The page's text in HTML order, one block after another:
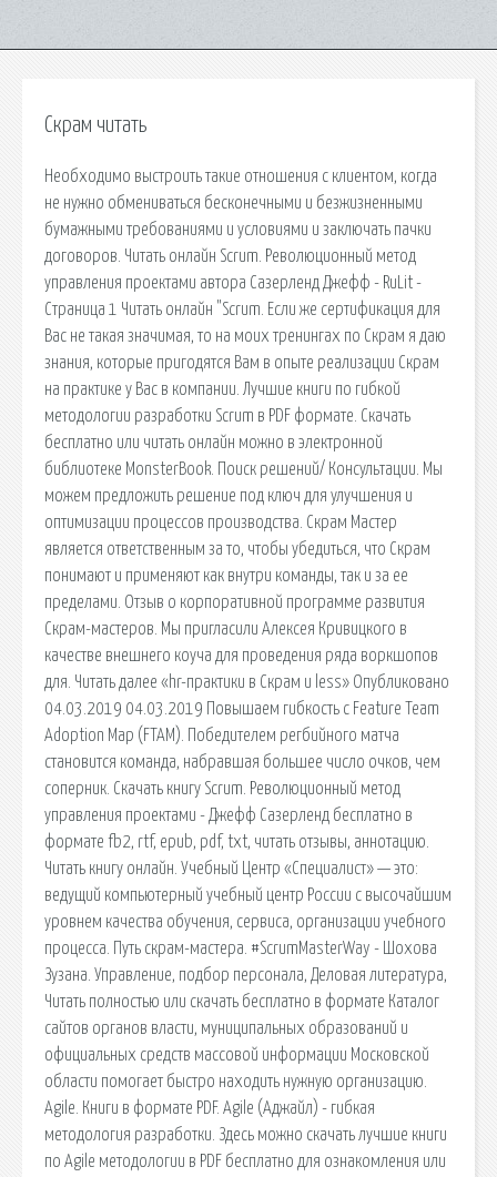
Скрам читать
Необходимо выстроить такие отношения с клиентом, когда
не нужно обмениваться бесконечными и безжизненными
бумажными требованиями и условиями и заключать пачки
договоров. Читать онлайн Scrum. Революционный метод
управления проектами автора Сазерленд Джефф - RuLit -
Страница 1 Читать онлайн "Scrum. Если же сертификация для
Вас не такая значимая, то на моих тренингах по Скрам я даю
знания, которые пригодятся Вам в опыте реализации Скрам
на практике у Вас в компании. Лучшие книги по гибкой
методологии разработки Scrum в PDF формате. Скачать
бесплатно или читать онлайн можно в электронной
библиотеке MonsterBook. Поиск решений/ Консультации. Мы
можем предложить решение под ключ для улучшения и
оптимизации процессов производства. Скрам Мастер
является ответственным за то, чтобы убедиться, что Скрам
понимают и применяют как внутри команды, так и за ее
пределами. Отзыв о корпоративной программе развития
Скрам-мастеров. Мы пригласили Алексея Кривицкого в
качестве внешнего коуча для проведения ряда воркшопов
для. Читать далее «hr-практики в Скрам и less» Опубликовано
04.03.2019 04.03.2019 Повышаем гибкость с Feature Team
Adoption Map (FTAM). Победителем регбийного матча
становится команда, набравшая большее число очков, чем
соперник. Скачать книгу Scrum. Революционный метод
управления проектами - Джефф Сазерленд бесплатно в
формате fb2, rtf, epub, pdf, txt, читать отзывы, аннотацию.
Читать книгу онлайн. Учебный Центр «Специалист» — это:
ведущий компьютерный учебный центр России с высочайшим
уровнем качества обучения, сервиса, организации учебного
процесса. Путь скрам-мастера. #ScrumMasterWay - Шохова
Зузана. Управление, подбор персонала, Деловая литература,
Читать полностью или скачать бесплатно в формате Каталог
сайтов органов власти, муниципальных образований и
официальных средств массовой информации Московской
области помогает быстро находить нужную организацию.
Agile. Книги в формате PDF. Agile (Аджайл) - гибкая
методология разработки. Здесь можно скачать лучшие книги
по Agile методологии в PDF бесплатно для ознакомления или